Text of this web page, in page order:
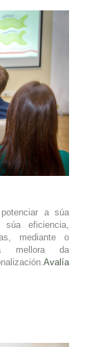
a súa
súa eficiencia,
mediante o
a mellora da
Avalía